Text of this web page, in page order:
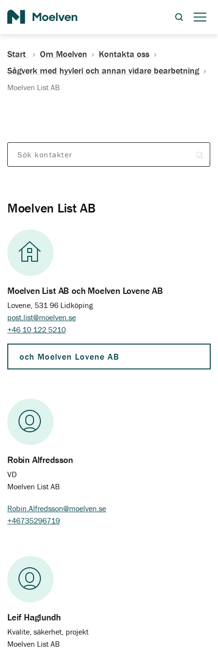
Start Om Moelven
Kontakta oss
Sågverk med hyvleri och annan vidare bearbetning
Moelven List AB
Moelven List AB
Sök kontakter
Moelven List AB och Moelven Lovene AB
Lovene, 531 96 Lidköping
post.list@moelven.se
+46 10 122 5210
och Moelven Lovene AB
Robin Alfredsson
VD
Moelven List AB
Robin.Alfredsson@moelven.se
+46735296719
Leif Haglundh
Kvalite, säkerhet, projekt
Moelven List AB